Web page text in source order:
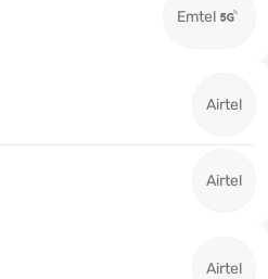
Emtel
Airtel
Airtel
Airtel